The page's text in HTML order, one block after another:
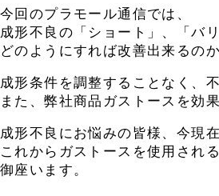
今回のプラモール通信では、
成形不良の「ショート」、「バ
どのようにすれば改善出来るの
成形条件を調整することなく、
また、弊社商品ガストースを効
成形不良にお悩みの皆様、今現
これからガストースを使用され
御座います。